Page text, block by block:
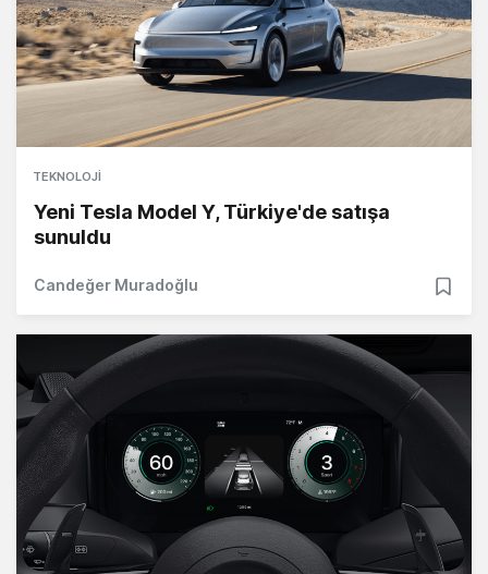
TEKNOLOJI
Yeni Tesla Model Y, Türkiye'de satışa
sunuldu
Candeğer Muradoğlu